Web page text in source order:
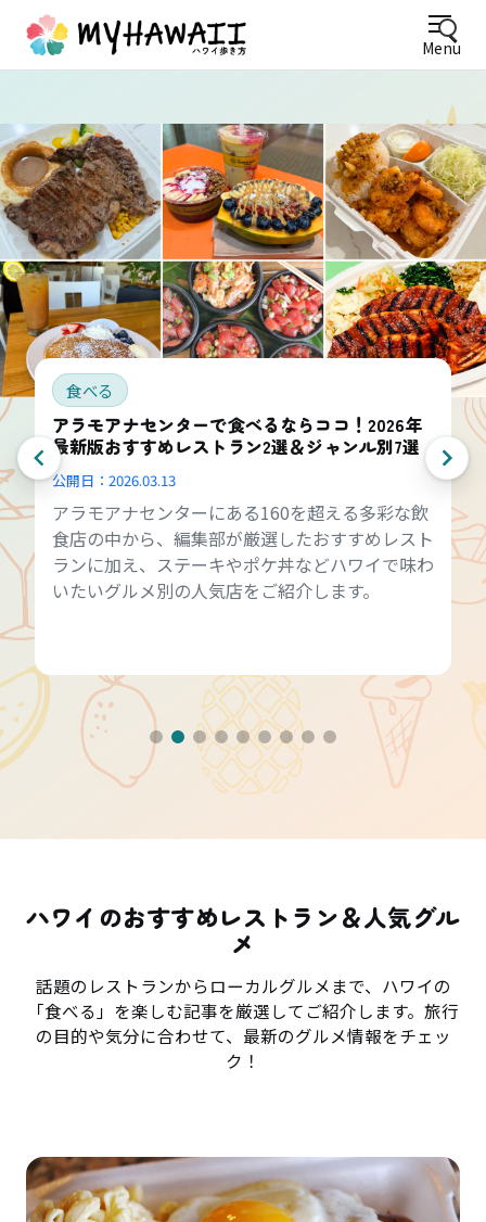
Menu
食べる
アラモアナセンターで食べるならココ！2026年
最新版おすすめレストラン2選＆ジャンル別7選
公開日： 2026.03.13
アラモアナセンターにある160を超える多彩な飲
食店の中から、編集部が厳選したおすすめレスト
ランに加え、ステーキやポケ丼などハワイで味わ
いたいグルメ別の人気店をご紹介します。
ハワイのおすすめレストラン＆人気グル
メ
話題のレストランからローカルグルメまで、ハワイの
「食べる」を楽しむ記事を厳選してご紹介します。旅行
の目的や気分に合わせて、最新のグルメ情報をチェッ
ク！